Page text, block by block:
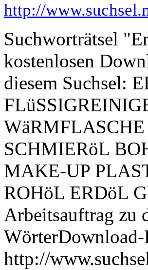
http://
Suchworträtsel
kostenlosen
diesem Suchsel:
SCHMIERöL
MAKE-UP
ROHöL ERDöL
Arbeitsauftrag zu
http://